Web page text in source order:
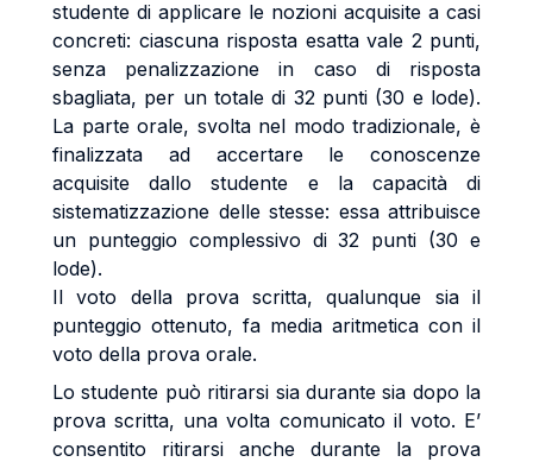
studente di applicare le nozioni acquisite a casi
concreti: ciascuna risposta esatta vale 2 punti,
senza penalizzazione in caso di risposta
sbagliata, per un totale di 32 punti (30 e lode).
La parte orale, svolta nel modo tradizionale, è
finalizzata ad accertare le conoscenze
acquisite dallo studente e la capacità di
sistematizzazione delle stesse: essa attribuisce
un punteggio complessivo di 32 punti (30 e
lode).
Il voto della prova scritta, qualunque sia il
punteggio ottenuto, fa media aritmetica con il
voto della prova orale.
Lo studente può ritirarsi sia durante sia dopo la
prova scritta, una volta comunicato il voto. E’
consentito ritirarsi anche durante la prova